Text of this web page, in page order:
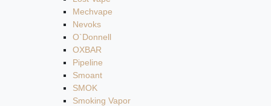
Mechvape
Nevoks
O`Donnell
OXBAR
Pipeline
Smoant
SMOK
Smoking Vapor